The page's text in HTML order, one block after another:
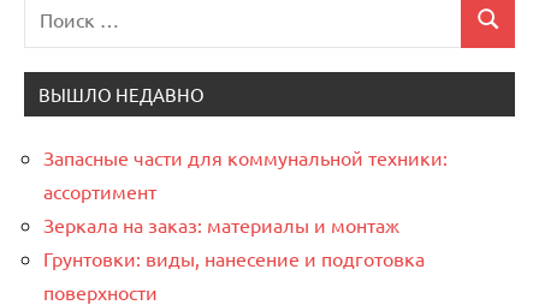
для:
Поиск
ВЫШЛО НЕДАВНО
Запасные части для коммунальной техники:
ассортимент
Зеркала на заказ: материалы и монтаж
Грунтовки: виды, нанесение и подготовка
поверхности